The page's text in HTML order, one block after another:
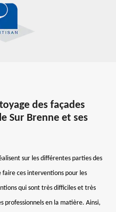
des façades
Sur Brenne et ses
sur les différentes parties des
faire ces interventions pour les
qui sont très difficiles et très
professionnels en la matière. Ainsi,